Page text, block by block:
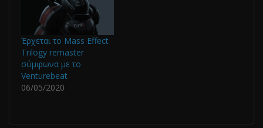
Έρχεται το Mass Effect
Trilogy remaster
σύμφωνα με το
Venturebeat
06/05/2020